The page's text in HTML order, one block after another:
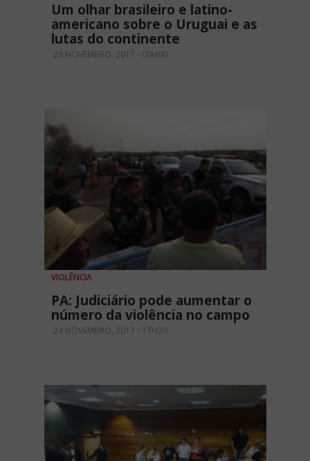
Um olhar brasileiro e latino-
americano sobre o Uruguai e as
lutas do continente
28 NOVEMBRO, 2017 - 00H00
VIOLÊNCIA
PA: Judiciário pode aumentar o
número da violência no campo
24 NOVEMBRO, 2017 - 17H30